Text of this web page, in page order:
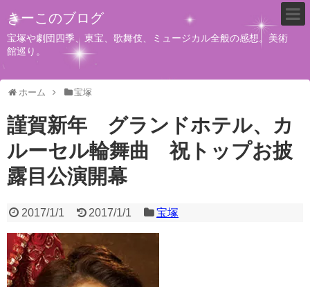
きーこのブログ
宝塚や劇団四季、東宝、歌舞伎、ミュージカル全般の感想。美術
館巡り。
ホーム 宝塚
謹賀新年 グランドホテル、カ
ルーセル輪舞曲 祝トップお披
露目公演開幕
2017/1/1 2017/1/1 宝塚